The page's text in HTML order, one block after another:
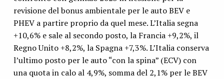
revisione del bonus ambientale per le auto BEV e
PHEV a partire proprio da quel mese. L’Italia segna
+10,6% e sale al secondo posto, la Francia +9,2%, il
Regno Unito +8,2%, la Spagna +7,3%. L’Italia conserva
l’ultimo posto per le auto “con la spina” (ECV) con
una quota in calo al 4,9%, somma del 2,1% per le BEV